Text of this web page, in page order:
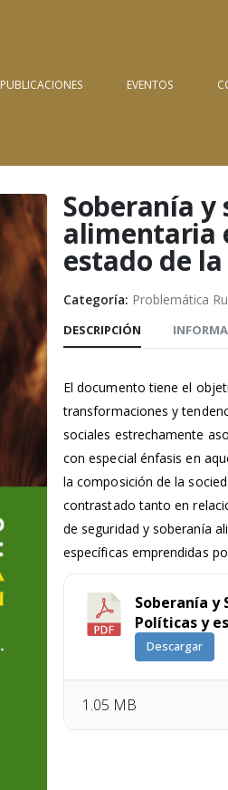
PUBLICACIONES EVENTOS
Soberanía y
alimentaria
estado de
Categoría: Problemática
DESCRIPCIÓN
El documento tiene el
transformaciones y
sociales estrechamente
con especial énfasis en
la composición de la
contrastado tanto en
de seguridad y soberanía
específicas emprendidas
Soberanía y
Políticas y
Descargar
1.05 MB